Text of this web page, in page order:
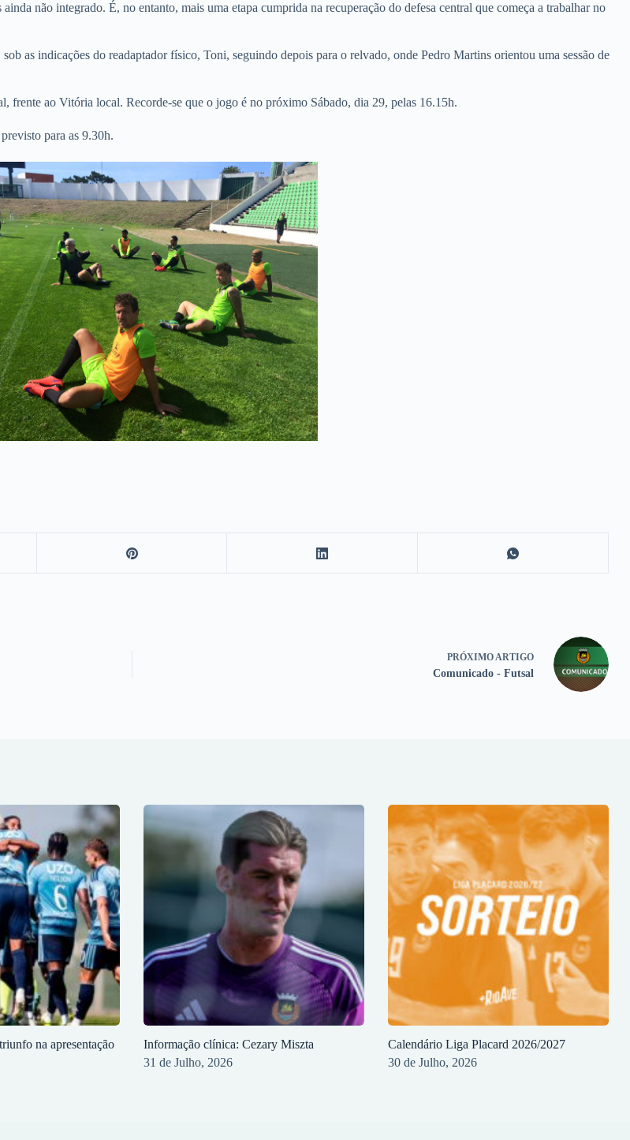
não integrado. É, no entanto, mais uma etapa cumprida na recuperação do defesa central que começa a trabalhar no
as indicações do readaptador físico, Toni, seguindo depois para o relvado, onde Pedro Martins orientou uma sessão de
frente ao Vitória local. Recorde-se que o jogo é no próximo Sábado, dia 29, pelas 16.15h.
para as 9.30h.
PRÓXIMO ARTIGO
Comunicado - Futsal
na apresentação
Informação clínica: Cezary Miszta
31 de Julho, 2026
Calendário Liga Placard 2026/2027
30 de Julho, 2026